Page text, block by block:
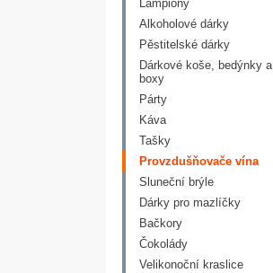
Lampiony
Alkoholové dárky
Pěstitelské dárky
Dárkové koše, bedýnky a
boxy
Párty
Káva
Tašky
Provzdušňovače vína
Sluneční brýle
Dárky pro mazlíčky
Bačkory
Čokolády
Velikonoční kraslice